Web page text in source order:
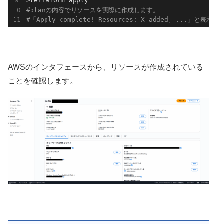
#planの内容でリソースを実際に作成します。
#「Apply complete! Resources: X added, ...」と表示され
AWSのインタフェースから、リソースが作成されている
ことを確認します。